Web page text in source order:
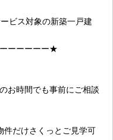
ビス対象の新築一戸建
ーーーーー★
お時間でも事前にご相談
件だけさくっとご見学可